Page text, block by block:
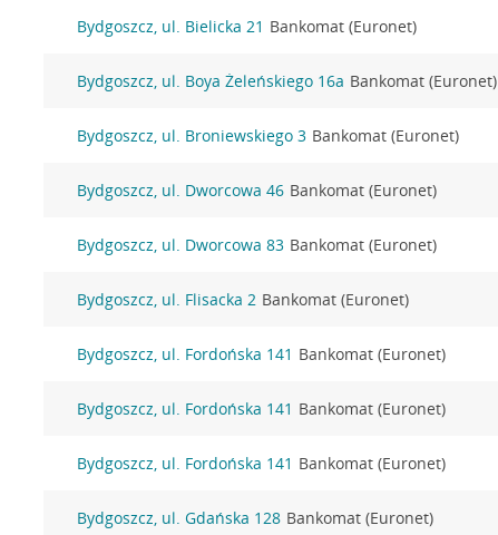
Bydgoszcz, ul. Bielicka 21 Bankomat (Euronet)
Bydgoszcz, ul. Boya Żeleńskiego 16a Bankomat (Euronet)
Bydgoszcz, ul. Broniewskiego 3 Bankomat (Euronet)
Bydgoszcz, ul. Dworcowa 46 Bankomat (Euronet)
Bydgoszcz, ul. Dworcowa 83 Bankomat (Euronet)
Bydgoszcz, ul. Flisacka 2 Bankomat (Euronet)
Bydgoszcz, ul. Fordońska 141 Bankomat (Euronet)
Bydgoszcz, ul. Fordońska 141 Bankomat (Euronet)
Bydgoszcz, ul. Fordońska 141 Bankomat (Euronet)
Bydgoszcz, ul. Gdańska 128 Bankomat (Euronet)